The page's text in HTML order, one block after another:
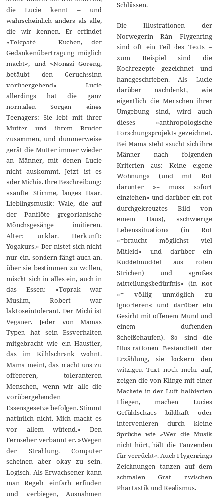
die Lucie kennt – und
wahrscheinlich anders als alle,
die wir kennen. Er erfindet
»Telepaté – Kuchen, der
Gedankenübertragung möglich
macht«, und »Nonasi Goreng,
betäubt den Geruchssinn
vorübergehend«. Lucie
allerdings hat die ganz
normalen Sorgen eines
Teenagers: Sie lebt mit ihrer
Mutter und ihrem Bruder
zusammen, und dummerweise
gerät die Mutter immer wieder
an Männer, mit denen Lucie
nicht auskommt. Jetzt ist es
»der Michi«. Ihre Beschreibung:
»sanfte Stimme, langes Haar.
Lieblingsmusik: Wale, die auf
der Panflöte gregorianische
Mönchsgesänge imitieren.
Alter: unklar. Herkunft:
Yogakurs.« Der nistet sich nicht
nur ein, sondern fängt auch an,
über sie bestimmen zu wollen,
mischt sich in alles ein, auch in
das Essen: »Toprak war
Muslim, Robert war
laktoseintolerant. Der Michi ist
Veganer. Jeder von Mamas
Typen hat sein Essverhalten
mitgebracht wie ein Haustier,
das im Kühlschrank wohnt.
Mama meint, das macht uns zu
offeneren, toleranteren
Menschen, wenn wir alle die
vorübergehenden
Essensgesetze befolgen. Stimmt
natürlich nicht. Mich macht es
vor allem wütend.« Den
Fernseher verbannt er. »Wegen
der Strahlung. Computer
scheinen aber okay zu sein.
Logisch. Als Erwachsener kann
man Regeln einfach erfinden
und verbiegen, Ausnahmen
Schlüssen.
Die Illustrationen der
Norwegerin Rán Flygenring
sind oft ein Teil des Texts –
zum Beispiel sind die
Kochrezepte gezeichnet und
handgeschrieben. Als Lucie
darüber nachdenkt, wie
eigentlich die Menschen ihrer
Umgebung sind, wird auch
dieses »anthropologische
Forschungsprojekt« gezeichnet.
Bei Mama steht »sucht sich ihre
Männer nach folgenden
Kriterien aus: Keine eigene
Wohnung« (und mit Rot
darunter »= muss sofort
einziehen« und darüber ein rot
durchgekreuztes Bild von
einem Haus), »schwierige
Lebenssituation« (in Rot
»=braucht möglichst viel
Mitleid« und darüber ein
Kuddelmuddel aus roten
Strichen) und »großes
Mitteilungsbedürfnis« (in Rot
»= völlig unmöglich zu
ignorieren« und darüber ein
Gesicht mit offenem Mund und
einem duftenden
Scheißehaufen). So sind die
Illustrationen Bestandteil der
Erzählung, sie lockern den
witzigen Text noch mehr auf,
zeigen die von Klinge mit einer
Machete in der Luft halbierten
Fliegen, machen Lucies
Gefühlschaos bildhaft oder
intervenieren durch kleine
Sprüche wie »Wer die Musik
nicht hört, hält die Tanzenden
für verrückt«. Auch Flygenrings
Zeichnungen tanzen auf dem
schmalen Grat zwischen
Phantastik und Realismus.